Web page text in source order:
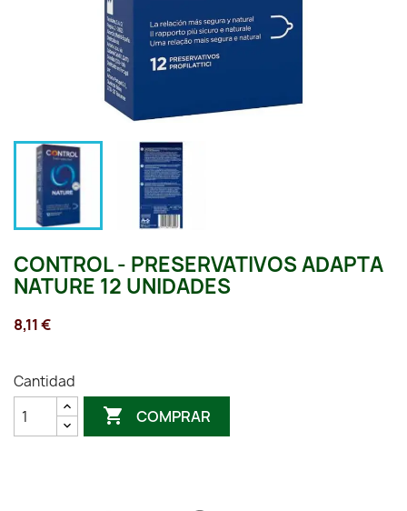
CONTROL - PRESERVATIVOS ADAPTA
NATURE 12 UNIDADES
8,11 €
Cantidad
 COMPRAR